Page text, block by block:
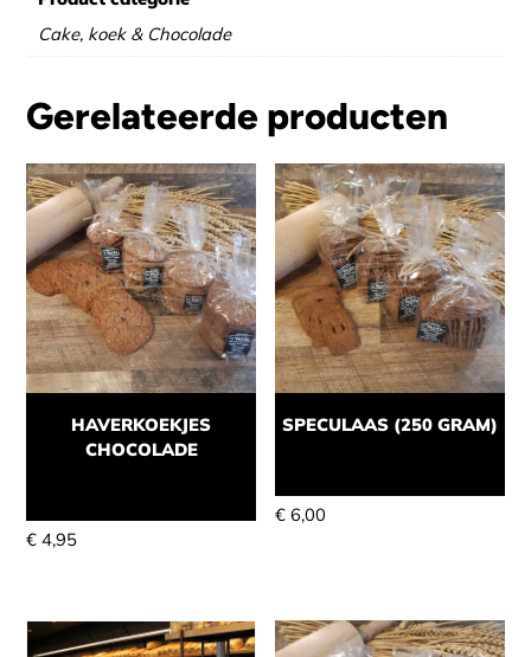
Cake, koek & Chocolade
Gerelateerde producten
HAVERKOEKJES
CHOCOLADE
€ 4,95
SPECULAAS (250 GRAM)
€ 6,00